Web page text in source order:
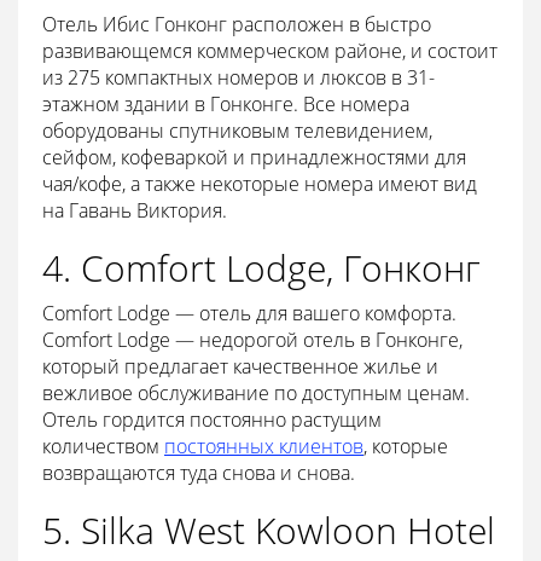
Отель Ибис Гонконг расположен в быстро
развивающемся коммерческом районе, и состоит
из 275 компактных номеров и люксов в 31-
этажном здании в Гонконге. Все номера
оборудованы спутниковым телевидением,
сейфом, кофеваркой и принадлежностями для
чая/кофе, а также некоторые номера имеют вид
на Гавань Виктория.
4. Comfort Lodge, Гонконг
Comfort Lodge — отель для вашего комфорта.
Comfort Lodge — недорогой отель в Гонконге,
который предлагает качественное жилье и
вежливое обслуживание по доступным ценам.
Отель гордится постоянно растущим
количеством постоянных клиентов, которые
возвращаются туда снова и снова.
5. Silka West Kowloon Hotel